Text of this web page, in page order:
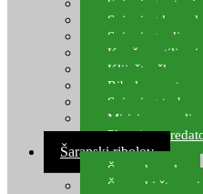
Spinning setovi
Spinning
Spinning udice,
Kopče, vrtilice i
Kliješta, škare
Ribolov pastrve
Spinning torbe
Mirisi za varalice
Plovci za
Šaranski ribolov
Šaranske role
Šaranski štapovi